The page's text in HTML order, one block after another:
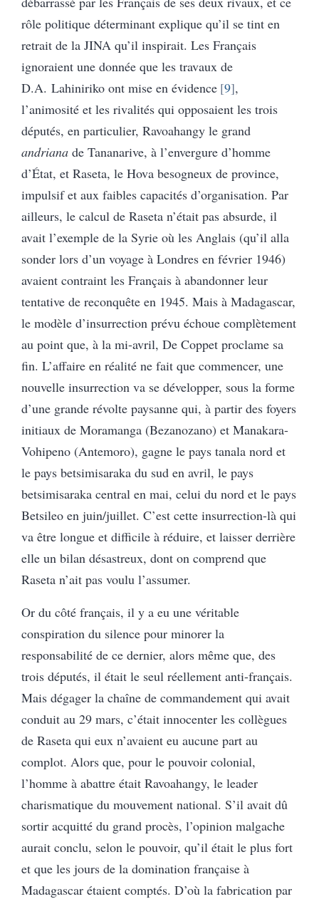
rôle politique déterminant explique qu’il se tint en
retrait de la JINA qu’il inspirait. Les Français
ignoraient une donnée que les travaux de
D.A. Lahiniriko ont mise en évidence 9 ,
l’animosité et les rivalités qui opposaient les trois
députés, en particulier, Ravoahangy le grand
andriana de Tananarive, à l’envergure d’homme
d’État, et Raseta, le Hova besogneux de province,
impulsif et aux faibles capacités d’organisation. Par
ailleurs, le calcul de Raseta n’était pas absurde, il
avait l’exemple de la Syrie où les Anglais (qu’il alla
sonder lors d’un voyage à Londres en février 1946)
avaient contraint les Français à abandonner leur
tentative de reconquête en 1945. Mais à Madagascar,
le modèle d’insurrection prévu échoue complètement
au point que, à la mi-avril, De Coppet proclame sa
fin. L’affaire en réalité ne fait que commencer, une
nouvelle insurrection va se développer, sous la forme
d’une grande révolte paysanne qui, à partir des foyers
initiaux de Moramanga (Bezanozano) et Manakara-
Vohipeno (Antemoro), gagne le pays tanala nord et
le pays betsimisaraka du sud en avril, le pays
betsimisaraka central en mai, celui du nord et le pays
Betsileo en juin/juillet. C’est cette insurrection-là qui
va être longue et difficile à réduire, et laisser derrière
elle un bilan désastreux, dont on comprend que
Raseta n’ait pas voulu l’assumer.
Or du côté français, il y a eu une véritable
conspiration du silence pour minorer la
responsabilité de ce dernier, alors même que, des
trois députés, il était le seul réellement anti-français.
Mais dégager la chaîne de commandement qui avait
conduit au 29 mars, c’était innocenter les collègues
de Raseta qui eux n’avaient eu aucune part au
complot. Alors que, pour le pouvoir colonial,
l’homme à abattre était Ravoahangy, le leader
charismatique du mouvement national. S’il avait dû
sortir acquitté du grand procès, l’opinion malgache
aurait conclu, selon le pouvoir, qu’il était le plus fort
et que les jours de la domination française à
Madagascar étaient comptés. D’où la fabrication par